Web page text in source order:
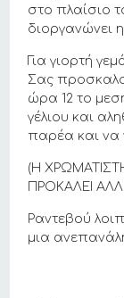
στο πλαίσιο
διοργανώνει
Για γιορτή
Σας
ώρα 12 το
γέλιου και
παρέα και να
(Η
ΠΡΟΚΑΛΕΙ
Ραντεβού
μια